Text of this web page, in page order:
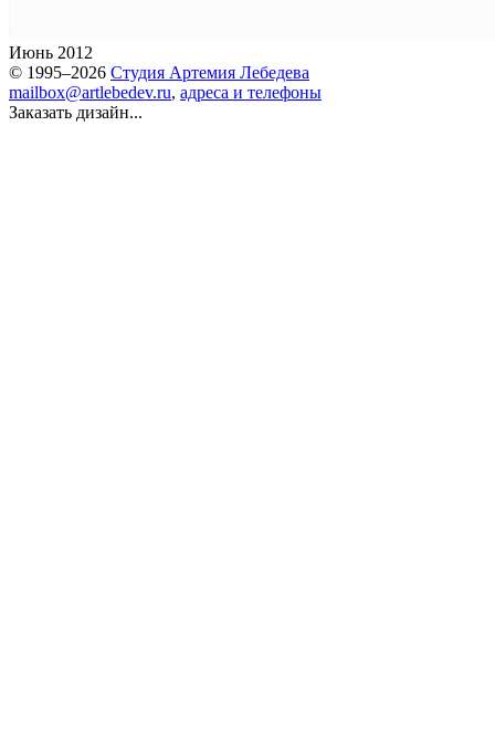
Июнь 2012
© 1995–2026 Студия Артемия Лебедева
mailbox@artlebedev.ru, адреса и телефоны
Заказать дизайн...